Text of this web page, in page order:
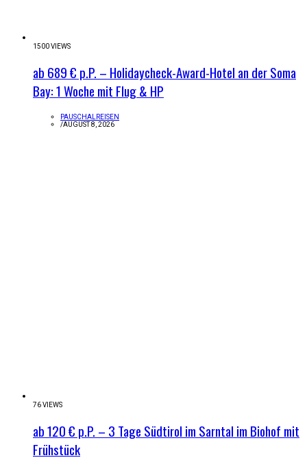
1500 VIEWS
ab 689 € p.P. – Holidaycheck-Award-Hotel an der Soma
Bay: 1 Woche mit Flug & HP
PAUSCHALREISEN
/AUGUST 8, 2026
76 VIEWS
ab 120 € p.P. – 3 Tage Südtirol im Sarntal im Biohof mit
Frühstück